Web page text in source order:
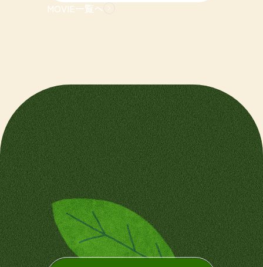
MOVIE一覧へ